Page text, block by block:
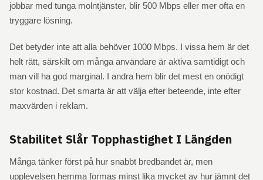
jobbar med tunga molntjänster, blir 500 Mbps eller mer ofta en
tryggare lösning.
Det betyder inte att alla behöver 1000 Mbps. I vissa hem är det
helt rätt, särskilt om många användare är aktiva samtidigt och
man vill ha god marginal. I andra hem blir det mest en onödigt
stor kostnad. Det smarta är att välja efter beteende, inte efter
maxvärden i reklam.
Stabilitet Slår Topphastighet I Längden
Många tänker först på hur snabbt bredbandet är, men
upplevelsen hemma formas minst lika mycket av hur jämnt det